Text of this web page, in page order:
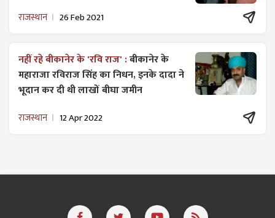
राजस्थान 26 Feb 2021
नहीं रहे बीकानेर के 'रवि राज' :बीकानेर के
महाराजा रविराज सिंह का निधन, इनके दादा ने
भूदान कर दी थी लाखों बीघा जमीन
राजस्थान 12 Apr 2022